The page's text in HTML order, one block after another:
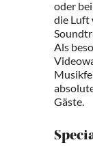
oder
die Luft
Als
Gäste.